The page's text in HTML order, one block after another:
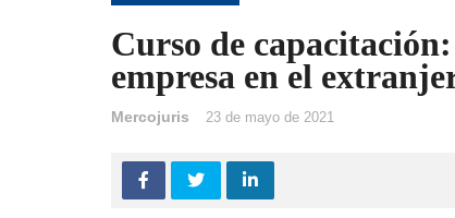
Curso de
empresa en el
Mercojuris 23 de mayo de 2021